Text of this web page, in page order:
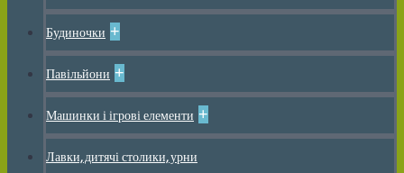
Будиночки +
Павільйони +
Машинки і ігрові елементи +
Лавки, дитячі столики, урни